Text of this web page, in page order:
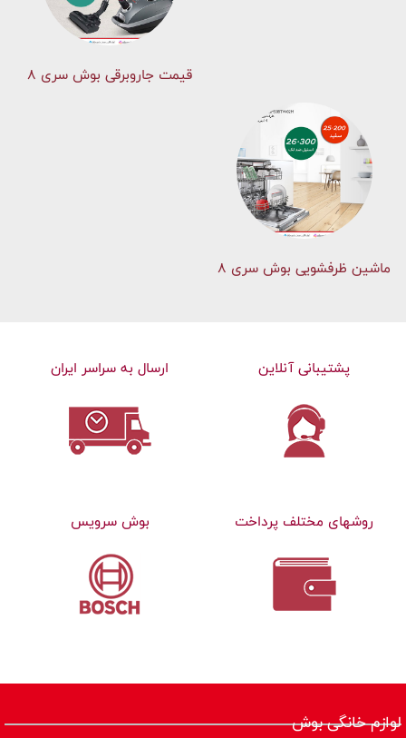
قیمت جاروبرقی بوش سری ۸
ماشین ظرفشویی بوش سری 8
پشتیبانی آنلاین ارسال به سراسر ایران
روشهای مختلف پرداخت بوش سرویس
لوازم خانگی بوش